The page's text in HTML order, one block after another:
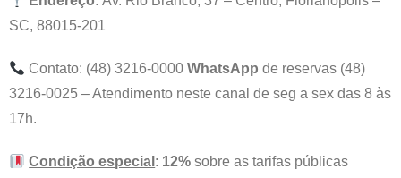
SC, 88015-201
Contato: (48) 3216-0000WhatsAppde reservas (48)
3216-0025 – Atendimento neste canal de seg a sex das 8 às
17h.
Condição especial : 12% sobre as tarifas públicas